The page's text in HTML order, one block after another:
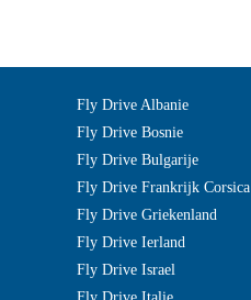
Fly Drive Albanie
Fly Drive Bosnie
Fly Drive Bulgarije
Fly Drive Frankrijk Corsica
Fly Drive Griekenland
Fly Drive Ierland
Fly Drive Israel